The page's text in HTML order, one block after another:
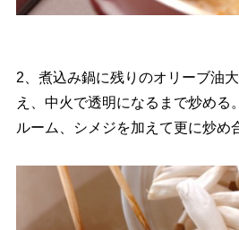
2、煮込み鍋に残りのオリーブ油
え、中火で透明になるまで炒める
ルーム、シメジを加えて更に炒め